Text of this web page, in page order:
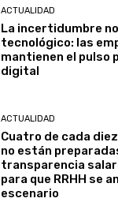
ACTUALIDAD
La incertidumbre
tecnológico: las
mantienen el pulso
digital
ACTUALIDAD
Cuatro de cada
no están
transparencia
para que RRHH se
escenario